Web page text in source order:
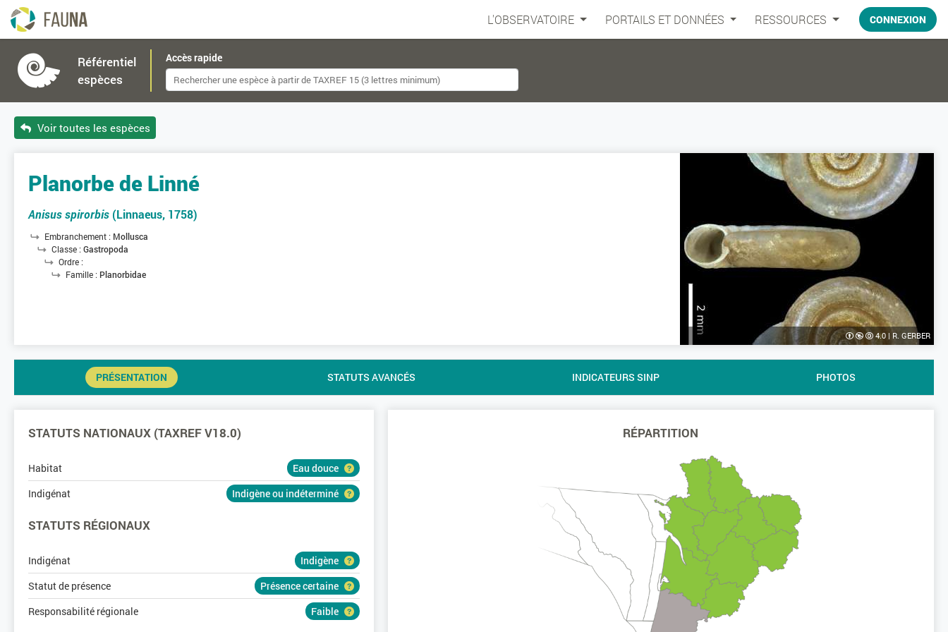
L'OBSERVATOIRE PORTAILS ET DONNÉES RESSOURCES CONNEXION
Référentiel
espèces
Accès rapide
Voir toutes les espèces
Planorbe de Linné
Anisus spirorbis (Linnaeus, 1758)
Embranchement : Mollusca
Classe : Gastropoda
Ordre :
Famille : Planorbidae
4.0 | R. GERBER
PRÉSENTATION STATUTS AVANCÉS INDICATEURS SINP PHOTOS
RÉPARTITION
STATUTS NATIONAUX (TAXREF V18.0)
Habitat
Eau douce
Indigénat
Indigène ou indéterminé
STATUTS RÉGIONAUX
Indigénat
Indigène
Statut de présence
Présence certaine
Responsabilité régionale
Faible